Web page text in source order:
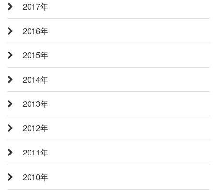
2017年
2016年
2015年
2014年
2013年
2012年
2011年
2010年